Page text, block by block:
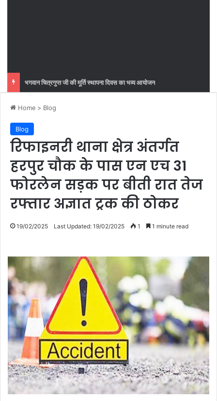
भगवान चित्रगुप्त जी की मूर्ति स्थापना दिवस का भव्य आयोजन
Home > Blog
Blog
रिफाइनरी थाना क्षेत्र अंतर्गत
हरपुर चौक के पास एन एच 31
फोरलेन सड़क पर बीती रात तेज
रफ्तार अज्ञात ट्रक की ठोकर
19/02/2025 Last Updated: 19/02/2025 1 1 minute read